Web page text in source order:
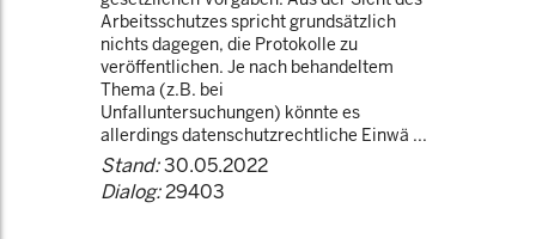
Arbeitsschutzes spricht grundsätzlich
nichts dagegen, die Protokolle zu
veröffentlichen. Je nach behandeltem
Thema (z.B. bei
Unfalluntersuchungen) könnte es
allerdings datenschutzrechtliche Einwä ...
Stand:30.05.2022
Dialog:29403